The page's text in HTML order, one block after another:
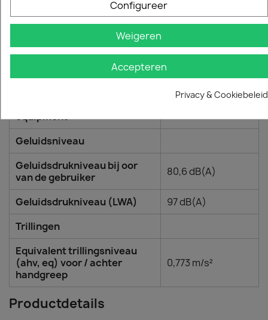
Gewicht (excl. Snoei-
Gewicht (excl. accu en
snijuitrusting)
equipment
Geluidsniveau
Geluidsdrukniveau bij oor
van de gebruiker
80,6 dB(A)
Geluidsdrukniveau (LWA)
97 dB(A)
Trillingen
Equivalent trillingsniveau
(ahv, eq) voor / achter
handgreep
0,773 m/s²
Productdetails
Configureer
Weigeren
Accepteren
Privacy & Cookiebeleid